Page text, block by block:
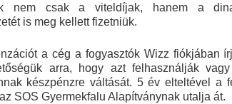
nem csak a viteldíjak, hanem a
is meg kellett fizetniük.
a cég a fogyasztók Wizz fiókjában
arra, hogy azt felhasználják vagy
készpénzre váltását. 5 év elteltével a
SOS Gyermekfalu Alapítványnak utalja át.